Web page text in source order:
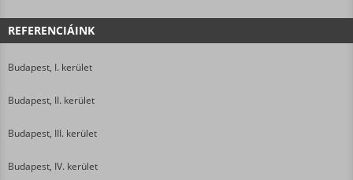
REFERENCIÁINK
Budapest, I. kerület
Budapest, II. kerület
Budapest, III. kerület
Budapest, IV. kerület